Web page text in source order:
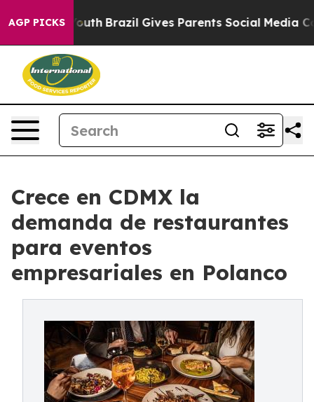
AGP PICKS
to Youth Brazil Gives Parents Social Media
Crece en CDMX la
demanda de restaurantes
para eventos
empresariales en Polanco